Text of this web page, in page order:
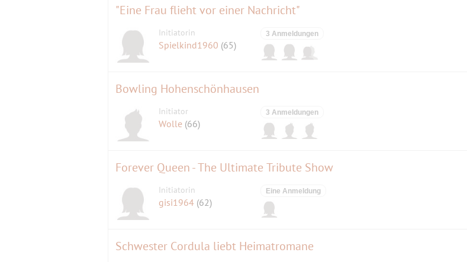
"Eine Frau flieht vor einer Nachricht"
Initiatorin
Spielkind1960 (65)
3 Anmeldungen
Bowling Hohenschönhausen
Initiator
Wolle (66)
3 Anmeldungen
Forever Queen - The Ultimate Tribute Show
Initiatorin
gisi1964 (62)
Eine Anmeldung
Schwester Cordula liebt Heimatromane